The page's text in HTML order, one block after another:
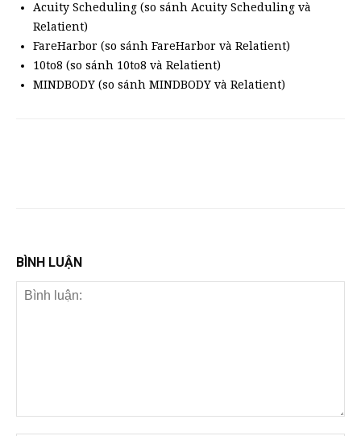
Acuity Scheduling (so sánh Acuity Scheduling và
Relatient)
FareHarbor (so sánh FareHarbor và Relatient)
10to8 (so sánh 10to8 và Relatient)
MINDBODY (so sánh MINDBODY và Relatient)
BÌNH LUẬN